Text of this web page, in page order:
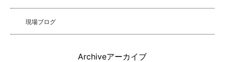
現場ブログ
Archiveアーカイブ